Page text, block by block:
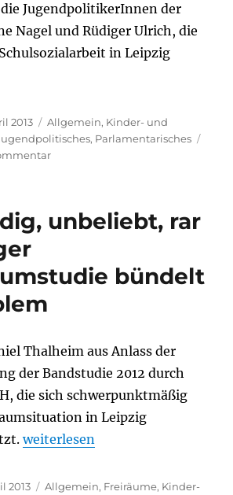
JugendpolitikerInnen der
Nagel und Rüdiger Ulrich, die
in Leipzig
in Leipzig: Finanzielle
2013 Kategorien
Allgemein, Kinder- und
, Parlamentarisches
zu
Finanzielle
Sicherung
und
unbeliebt, rar
bündelt
Thalheim aus Anlass der
der Bandstudie 2012 durch
die sich schwerpunktmäßig
in Leipzig
„Notwendig, unbeliebt, rar –
weiterlesen
2013 Kategorien
Allgemein, Freiräume, Kinder-